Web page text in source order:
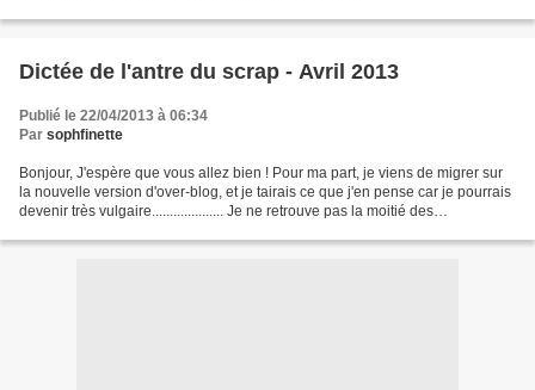
Dictée de l'antre du scrap - Avril 2013
Publié le 22/04/2013 à 06:34
Par sophfinette
Bonjour, J'espère que vous allez bien ! Pour ma part, je viens de migrer sur
la nouvelle version d'over-blog, et je tairais ce que j'en pense car je pourrais
devenir très vulgaire.................... Je ne retrouve pas la moitié des